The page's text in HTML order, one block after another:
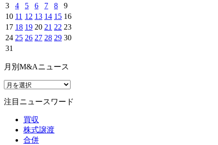
3
4 5 6 7 8
9
10 11 12 13 14 15 16
17 18 19 20 21 22 23
24 25 26 27 28 29 30
31
月別M&Aニュース
注目ニュースワード
買収
株式譲渡
合併